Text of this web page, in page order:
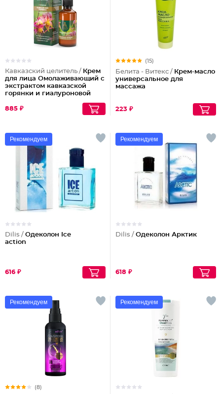
Кавказский целитель / Крем
для лица Омолаживающий с
экстрактом кавказской
горянки и гиалуроновой
885 ₽
(15)
Белита - Витекс / Крем-масло
универсальное для
массажа
223 ₽
Рекомендуем
Dilis / Одеколон Ice
action
616 ₽
Рекомендуем
Dilis / Одеколон Арктик
618 ₽
Рекомендуем
(8)
Рекомендуем